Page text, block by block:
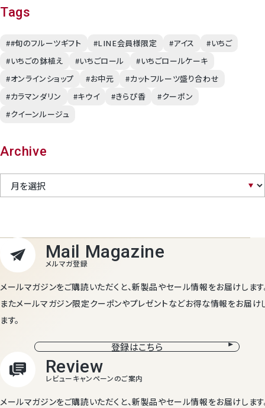
Tags
##旬のフルーツギフト #LINE会員様限定 #アイス
#いちご
#いちごの鉢植え
#いちごロール
#いちごロールケーキ
#オンラインショップ
#お中元
#カットフルーツ盛り合わせ
#カラマンダリン
#キウイ #きらぴ香
#クーポン
#クイーンルージュ
Archive
メールマガジンをご購読いただくと、新製品やセール情報をお届けします
またメールマガジン限定クーポンやプレゼントなどお得な情報をお届け
ます。
登録はこちら
メールマガジンをご購読いただくと、新製品やセール情報をお届けします